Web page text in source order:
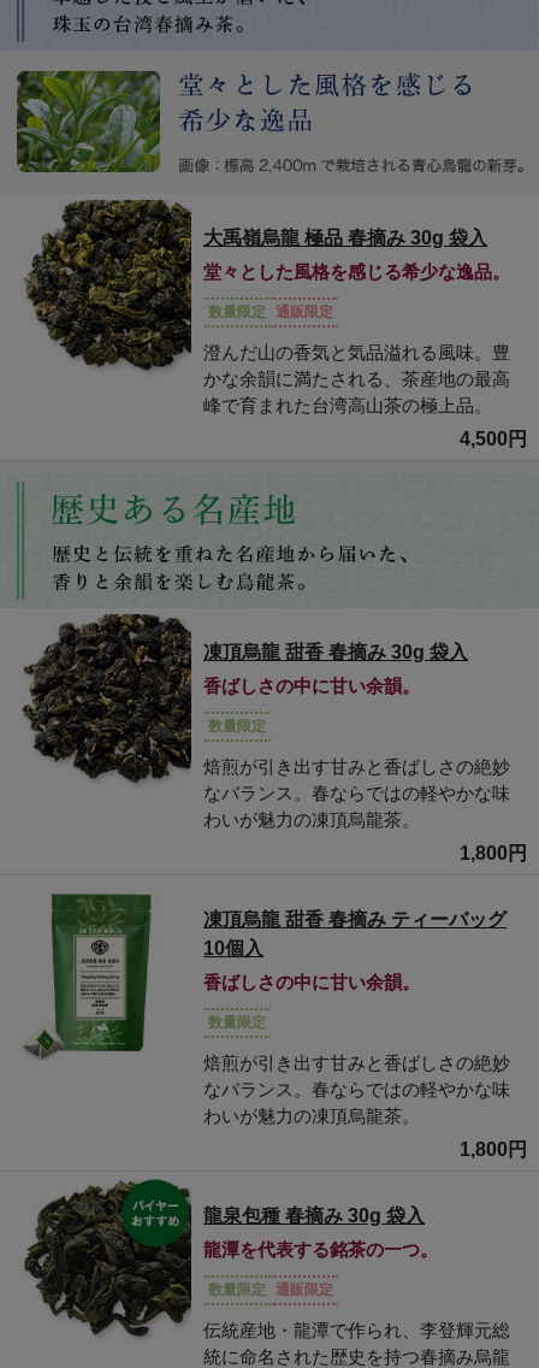
大禹嶺烏龍 極品 春摘み 30g 袋入
堂々とした風格を感じる希少な逸品。
数量限定 通販限定
澄んだ山の香気と気品溢れる風味。豊
かな余韻に満たされる、茶産地の最高
峰で育まれた台湾高山茶の極上品。
4,500円
凍頂烏龍 甜香 春摘み 30g 袋入
香ばしさの中に甘い余韻。
数量限定
焙煎が引き出す甘みと香ばしさの絶妙
なバランス。春ならではの軽やかな味
わいが魅力の凍頂烏龍茶。
1,800円
凍頂烏龍 甜香 春摘み ティーバッグ
10個入
香ばしさの中に甘い余韻。
数量限定
焙煎が引き出す甘みと香ばしさの絶妙
なバランス。春ならではの軽やかな味
わいが魅力の凍頂烏龍茶。
1,800円
龍泉包種 春摘み 30g 袋入
龍潭を代表する銘茶の一つ。
数量限定 通販限定
伝統産地・龍潭で作られ、李登輝元総
統に命名された歴史を持つ春摘み烏龍